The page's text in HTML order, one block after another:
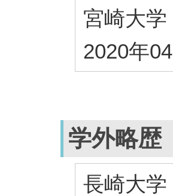
宮崎大
2020年
学外略歴
長崎大